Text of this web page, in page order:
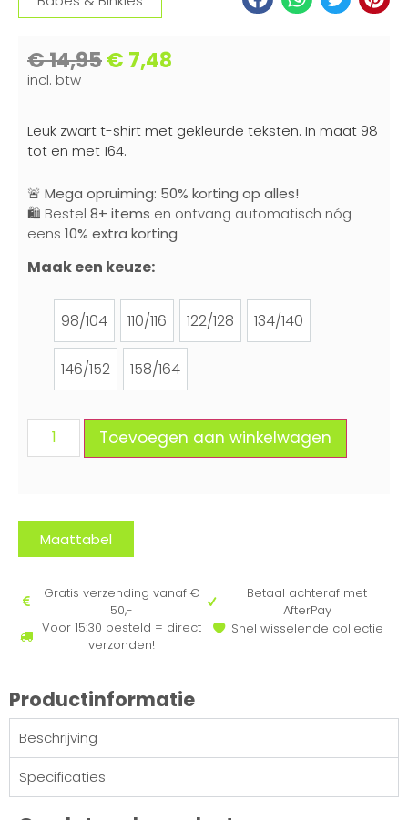
€14,95€ 7,48
incl. btw
Leuk zwart t-shirt met gekleurde teksten. In maat 98
tot en met 164.
🚨 Mega opruiming: 50% korting op alles!
🛍️ Bestel 8+ items en ontvang automatisch nóg
eens 10% extra korting
Maak een keuze:
98/104
98/104
110/116
110/116
122/128
122/128
134/140
134/140
146/152
146/152
158/164
158/164
Toevoegen aan winkelwagen
Maattabel
Gratis verzending vanaf €
50,-
Voor 15:30 besteld = direct
verzonden!
Betaal achteraf met
AfterPay
Snel wisselende collectie
Productinformatie
Beschrijving
Specificaties